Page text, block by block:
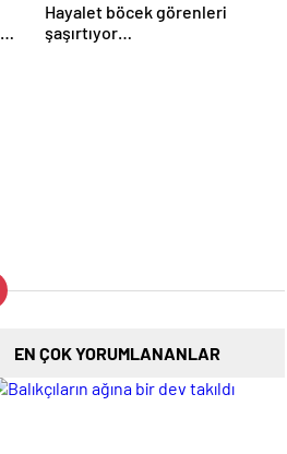
Hayalet böcek görenleri
şaşırtıyor…
EN ÇOK YORUMLANANLAR